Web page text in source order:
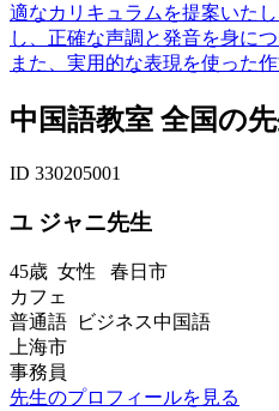
適なカリキュラムを提案いた
し、正確な声調と発音を身に
また、実用的な表現を使った
中国語教室 全国の
ID 330205001
ユ ジャニ先生
45歳 女性 春日市
カフェ
普通語 ビジネス中国語
上海市
事務員
先生のプロフィールを見る